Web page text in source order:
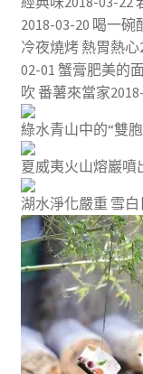
2018-03-20 喝一
冷夜燒烤 熱胃熱
02-01 蟹膏肥美的
吹 番薯來當家
綠水青山中的“雙
夏威夷火山熔巖噴
湖水淨化嚴重 雪